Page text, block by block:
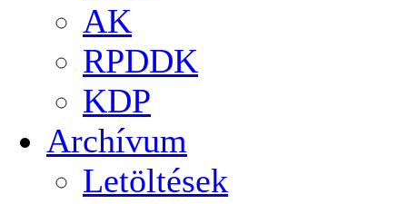
AK
RPDDK
KDP
Archívum
Letöltések